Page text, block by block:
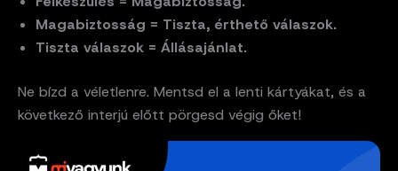
Magabiztosság = Tiszta, érthető válaszok.
Tiszta válaszok = Állásajánlat.
Ne bízd a véletlenre. Mentsd el a lenti kártyákat, és a
következő interjú előtt pörgesd végig őket!